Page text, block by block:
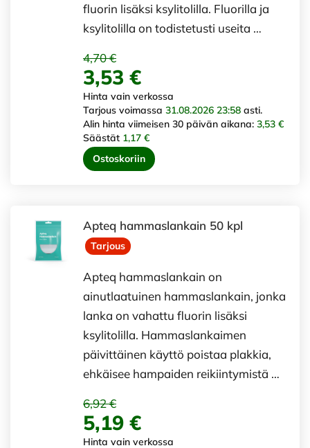
fluorin lisäksi ksylitolilla. Fluorilla ja
ksylitolilla on todistetusti useita …
4,70 €
3,53 €
Hinta vain verkossa
Tarjous voimassa 31.08.2026 23:58 asti.
Alin hinta viimeisen 30 päivän aikana: 3,53 €
Säästät 1,17 €
Ostoskoriin
Apteq hammaslankain 50 kpl
Tarjous
Apteq hammaslankain on
ainutlaatuinen hammaslankain, jonka
lanka on vahattu fluorin lisäksi
ksylitolilla. Hammaslankaimen
päivittäinen käyttö poistaa plakkia,
ehkäisee hampaiden reikiintymistä …
6,92 €
5,19 €
Hinta vain verkossa